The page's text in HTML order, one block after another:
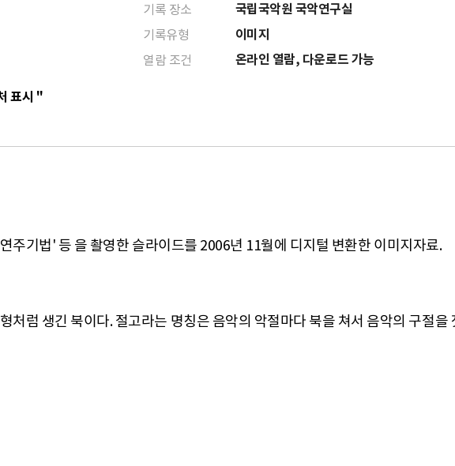
19. 정악용 아쟁 - 이미지
21. 산조아쟁 - 이미지
기록 장소 국립국악원 국악연구실
기록유형 이미지
열람 조건 온라인 열람, 다운로드 가능
표시 "
주기법' 등 을 촬영한 슬라이드를 2006년 11월에 디지털 변환한 이미지자료.